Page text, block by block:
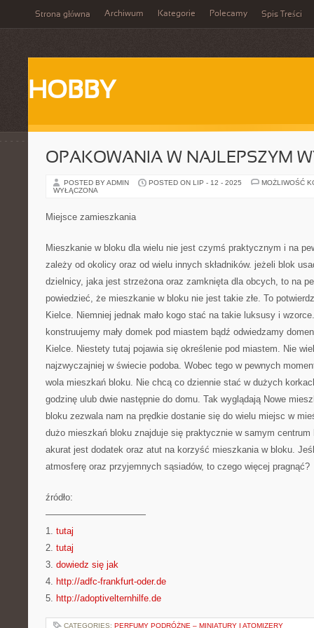
Strona główna Archiwum Kategorie Polecamy Spis Treści
HOBBY
OPAKOWANIA W NAJLEPSZYM
POSTED BY ADMIN POSTED ON LIP - 12 - 2025
MOŻLIWOŚĆ
WYŁĄCZONA
Miejsce zamieszkania
Mieszkanie w bloku dla wielu nie jest czymś praktycznym i na
zależy od okolicy oraz od wielu innych składników. jeżeli blok
dzielnicy, jaka jest strzeżona oraz zamknięta dla obcych, to na
powiedzieć, że mieszkanie w bloku nie jest takie złe. To
Kielce. Niemniej jednak mało kogo stać na takie luksusy i
konstruujemy mały domek pod miastem bądź odwiedzamy
Kielce. Niestety tutaj pojawia się określenie pod miastem. Nie
najzwyczajniej w świecie podoba. Wobec tego w pewnych
wola mieszkań bloku. Nie chcą co dziennie stać w dużych
godzinę ulub dwie następnie do domu. Tak wyglądają Nowe
bloku zezwala nam na prędkie dostanie się do wielu miejsc w
dużo mieszkań bloku znajduje się praktycznie w samym centrum
akurat jest dodatek oraz atut na korzyść mieszkania w bloku.
atmosferę oraz przyjemnych sąsiadów, to czego więcej pragnąć?
źródło:
———————————
1. tutaj
2. tutaj
3. dowiedz się jak
4. http://adfc-frankfurt-oder.de
5. http://adoptivelternhilfe.de
CATEGORIES: PERFUMY PODRÓŻNE – MINIATURY I ATOMIZERY